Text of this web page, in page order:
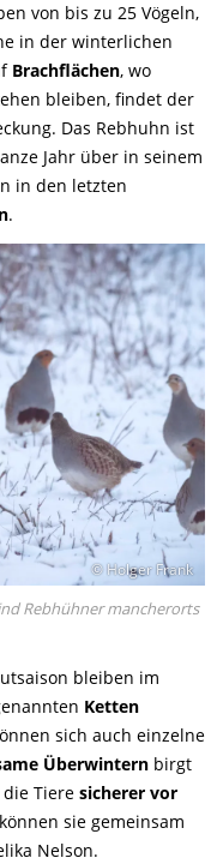
von bis zu 25 Vögeln,
in der winterlichen
Brachflächen, wo
bleiben, findet der
Das Rebhuhn ist
Jahr über in seinem
in den letzten
.
© Holger Frank
Rebhühner mancherorts
bleiben im
Ketten
sich auch einzelne
Überwintern birgt
Tiere sicherer vor
sie gemeinsam
Nelson.